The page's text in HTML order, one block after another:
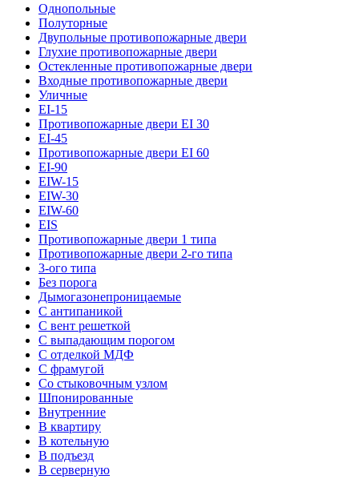
Однопольные
Полуторные
Двупольные противопожарные двери
Глухие противопожарные двери
Остекленные противопожарные двери
Входные противопожарные двери
Уличные
EI-15
Противопожарные двери EI 30
EI-45
Противопожарные двери EI 60
EI-90
EIW-15
EIW-30
EIW-60
EIS
Противопожарные двери 1 типа
Противопожарные двери 2-го типа
3-ого типа
Без порога
Дымогазонепроницаемые
С антипаникой
С вент решеткой
С выпадающим порогом
С отделкой МДФ
С фрамугой
Со стыковочным узлом
Шпонированные
Внутренние
В квартиру
В котельную
В подъезд
В серверную